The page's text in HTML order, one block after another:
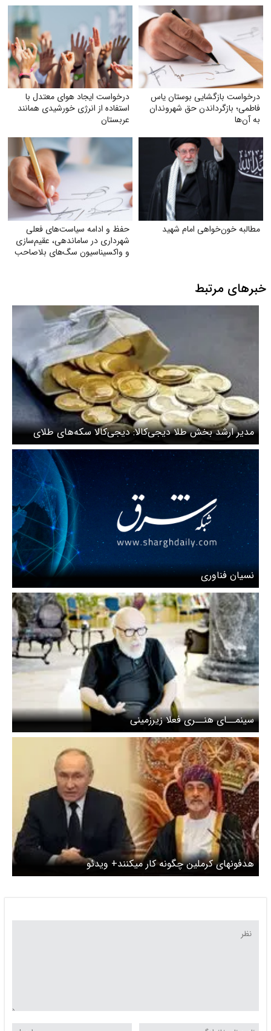
درخواست بازگشایی بوستان یاس
فاطمی؛ بازگرداندن حق شهروندان
به آن‌ها
درخواست ایجاد هوای معتدل با
استفاده از انرژی خورشیدی همانند
عربستان
مطالبه خون‌خواهی امام شهید
حفظ و ادامه سیاست‌های فعلی
شهرداری در ساماندهی، عقیم‌سازی
و واکسیناسیون سگ‌های بلاصاحب
خبرهای مرتبط
مدیر ارشد بخش طلا دیجی‌کالا: دیجی‌کالا سکه‌های طلای
فروخته‌شده را با قیمتی منصفانه بازخرید می‌کند
نسیان فناوری
سینمــای هنــری فعلا زیرزمینی
هدفونهای کرملین چگونه کار میکنند+ ویدئو